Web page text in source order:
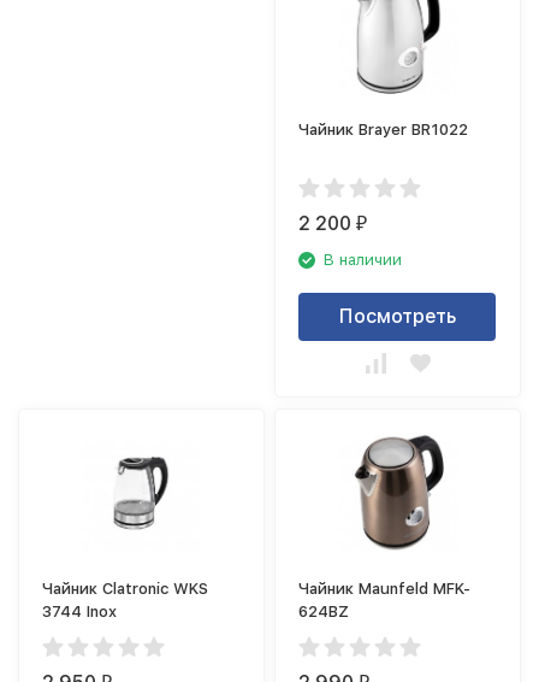
Чайник Brayer BR1022
2 200₽
В наличии
Посмотреть
Чайник Clatronic WKS
3744 Inox
Чайник Maunfeld MFK-
624BZ